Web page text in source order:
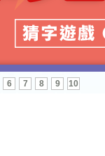
6 7 8 9 10